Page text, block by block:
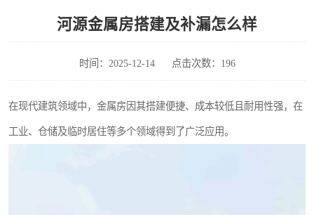
河源金属房搭建及补漏怎么样
时间：2025-12-14 点击次数：196
在现代建筑领域中，金属房因其搭建便捷、成本较低且耐用性强，在
工业、仓储及临时居住等多个领域得到了广泛应用。